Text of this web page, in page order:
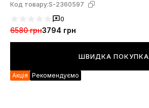
Код товару:S-2360597
0
6580 грн3794 грн
ШВИДКА ПОКУПКА
Акція Рекомендуємо